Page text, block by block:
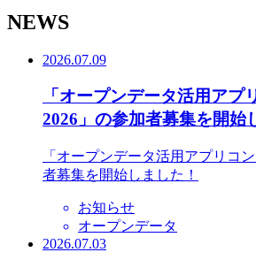
NEWS
2026.07.09
「オープンデータ活用アプ
2026」の参加者募集を開始
「オープンデータ活用アプリコ
者募集を開始しました！
お知らせ
オープンデータ
2026.07.03